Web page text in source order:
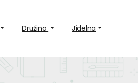
Družina Jídelna